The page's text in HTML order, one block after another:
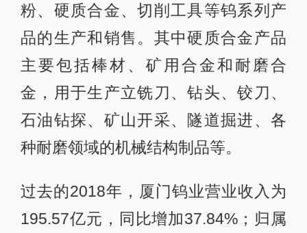
粉、硬质合金、切削工具等钨系列产
品的生产和销售。其中硬质合金产品
主要包括棒材、矿用合金和耐磨合
金，用于生产立铣刀、钻头、铰刀、
石油钻探、矿山开采、隧道掘进、各
种耐磨领域的机械结构制品等。
过去的2018年，厦门钨业营业收入为
195.57亿元，同比增加37.84%；归属